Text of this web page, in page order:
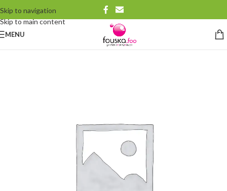
Skip to navigation
Skip to main content
MENU